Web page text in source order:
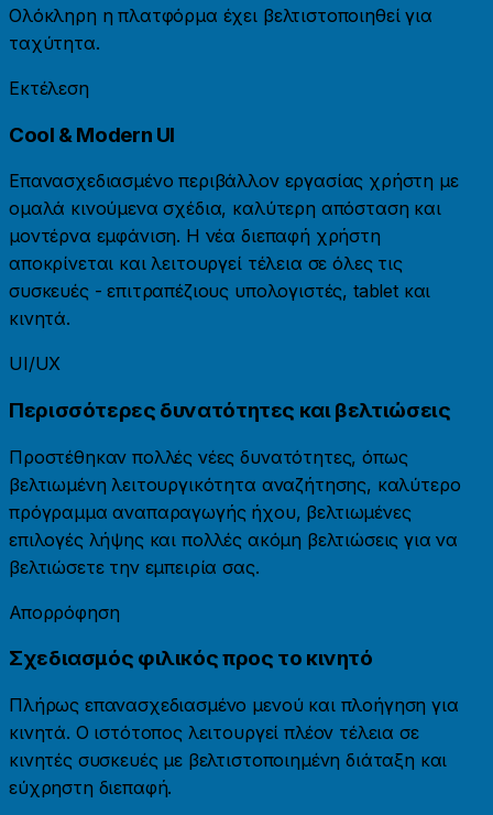
Ολόκληρη η πλατφόρμα έχει βελτιστοποιηθεί για
ταχύτητα.
Εκτέλεση
Cool & Modern UI
Επανασχεδιασμένο περιβάλλον εργασίας χρήστη με
ομαλά κινούμενα σχέδια, καλύτερη απόσταση και
μοντέρνα εμφάνιση. Η νέα διεπαφή χρήστη
αποκρίνεται και λειτουργεί τέλεια σε όλες τις
συσκευές - επιτραπέζιους υπολογιστές, tablet και
κινητά.
UI/UX
Περισσότερες δυνατότητες και βελτιώσεις
Προστέθηκαν πολλές νέες δυνατότητες, όπως
βελτιωμένη λειτουργικότητα αναζήτησης, καλύτερο
πρόγραμμα αναπαραγωγής ήχου, βελτιωμένες
επιλογές λήψης και πολλές ακόμη βελτιώσεις για να
βελτιώσετε την εμπειρία σας.
Απορρόφηση
Σχεδιασμός φιλικός προς το κινητό
Πλήρως επανασχεδιασμένο μενού και πλοήγηση για
κινητά. Ο ιστότοπος λειτουργεί πλέον τέλεια σε
κινητές συσκευές με βελτιστοποιημένη διάταξη και
εύχρηστη διεπαφή.